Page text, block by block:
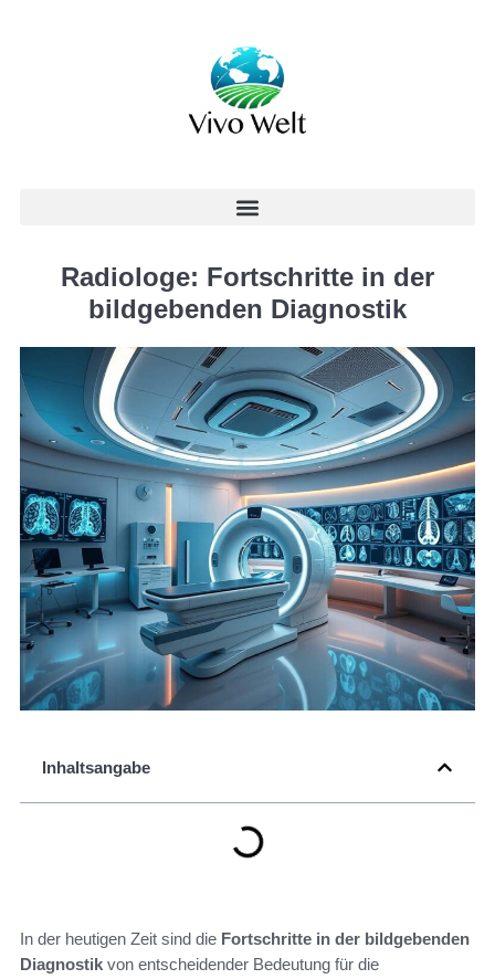
Radiologe: Fortschritte in der
bildgebenden Diagnostik
Inhaltsangabe
In der heutigen Zeit sind die Fortschritte in der bildgebenden
Diagnostik von entscheidender Bedeutung für die